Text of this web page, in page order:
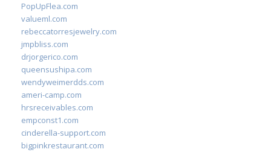
PopUpFlea.com
valueml.com
rebeccatorresjewelry.com
jmpbliss.com
drjorgerico.com
queensushipa.com
wendyweimerdds.com
ameri-camp.com
hrsreceivables.com
empconst1.com
cinderella-support.com
bigpinkrestaurant.com